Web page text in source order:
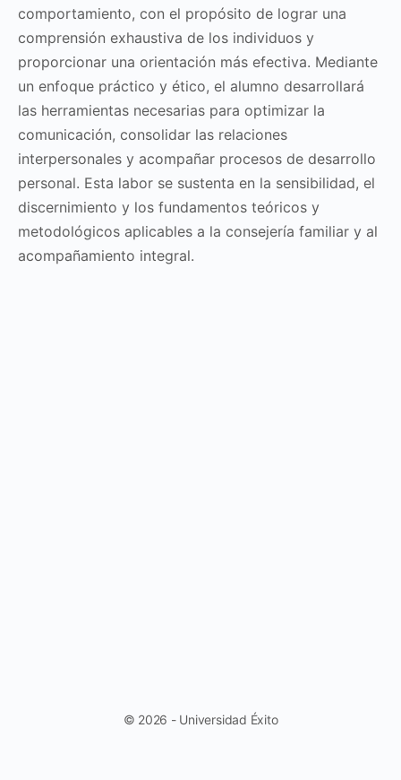
comportamiento, con el propósito de lograr una
comprensión exhaustiva de los individuos y
proporcionar una orientación más efectiva. Mediante
un enfoque práctico y ético, el alumno desarrollará
las herramientas necesarias para optimizar la
comunicación, consolidar las relaciones
interpersonales y acompañar procesos de desarrollo
personal. Esta labor se sustenta en la sensibilidad, el
discernimiento y los fundamentos teóricos y
metodológicos aplicables a la consejería familiar y al
acompañamiento integral.
© 2026 - Universidad Éxito